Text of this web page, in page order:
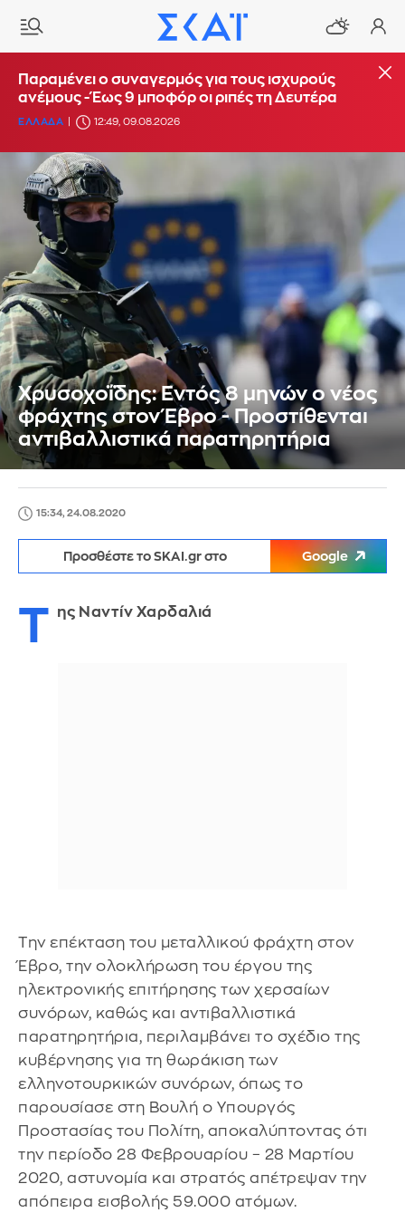
Παραμένει ο συναγερμός για τους ισχυρούς
ανέμους - Έως 9 μποφόρ οι ριπές τη Δευτέρα
ΕΛΛΑΔΑ 12:49, 09.08.2026
Χρυσοχοΐδης: Εντός 8 μηνών ο νέος
φράχτης στον Έβρο - Προστίθενται
αντιβαλλιστικά παρατηρητήρια
15:34, 24.08.2020
Προσθέστε το SKAI.gr στο Google
Τ ης Ναντίν Χαρδαλιά
Την επέκταση του μεταλλικού φράχτη στον
Έβρο, την ολοκλήρωση του έργου της
ηλεκτρονικής επιτήρησης των χερσαίων
συνόρων, καθώς και αντιβαλλιστικά
παρατηρητήρια, περιλαμβάνει το σχέδιο της
κυβέρνησης για τη θωράκιση των
ελληνοτουρκικών συνόρων, όπως το
παρουσίασε στη Βουλή ο Υπουργός
Προστασίας του Πολίτη, αποκαλύπτοντας ότι
την περίοδο 28 Φεβρουαρίου – 28 Μαρτίου
2020, αστυνομία και στρατός απέτρεψαν την
απόπειρα εισβολής 59.000 ατόμων.